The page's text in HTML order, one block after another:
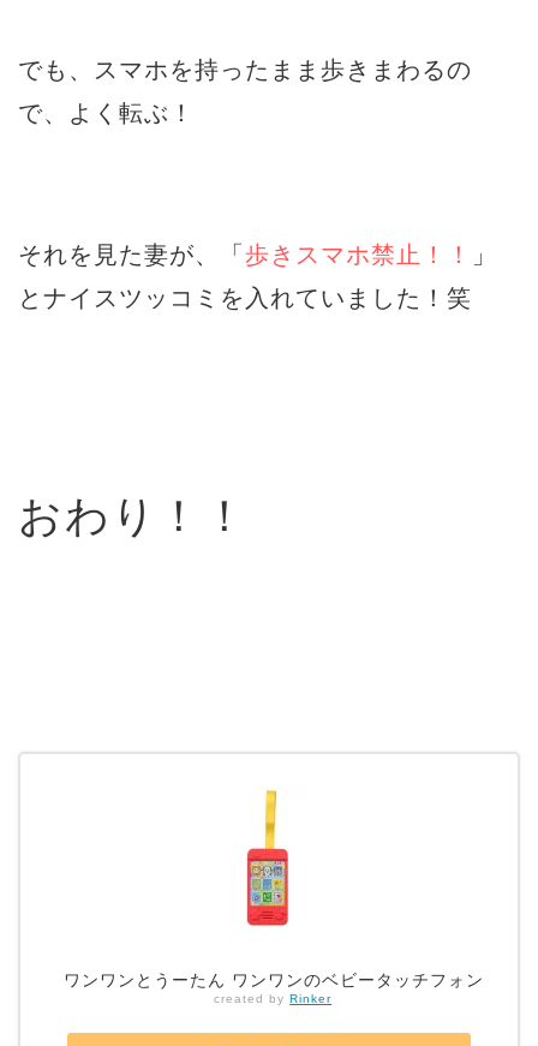
でも、スマホを持ったまま歩きまわるの
で、よく転ぶ！
それを見た妻が、「 歩きスマホ禁止！！
」
とナイスツッコミを入れていました！笑
おわり！！
ワンワンとうーたん ワンワンのベビータッチフォン
created byRinker